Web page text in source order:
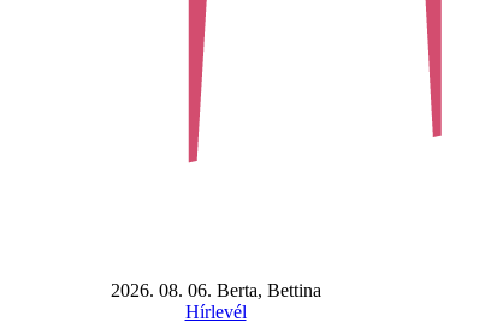
2026. 08. 06. Berta, Bettina
Hírlevél